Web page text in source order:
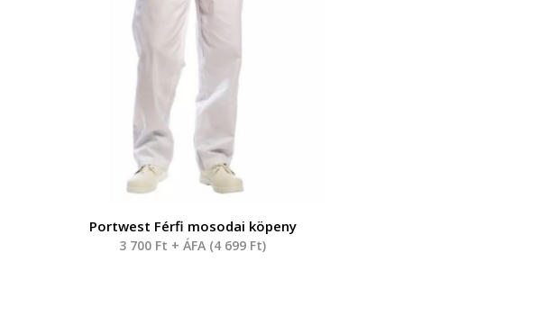
Portwest Férfi mosodai köpeny
3 700 Ft + ÁFA (4 699 Ft)